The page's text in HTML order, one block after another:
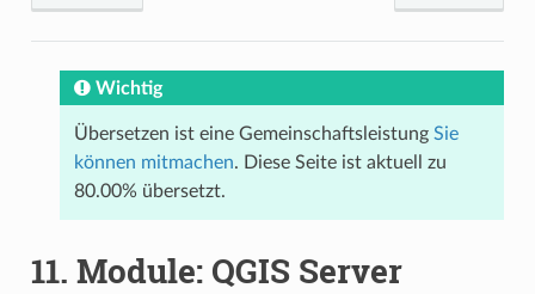
Wichtig
Übersetzen ist eine Gemeinschaftsleistung Sie
können mitmachen. Diese Seite ist aktuell zu
80.00% übersetzt.
11. Module: QGIS Server